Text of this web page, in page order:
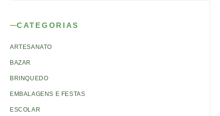
CATEGORIAS
ARTESANATO
BAZAR
BRINQUEDO
EMBALAGENS E FESTAS
ESCOLAR